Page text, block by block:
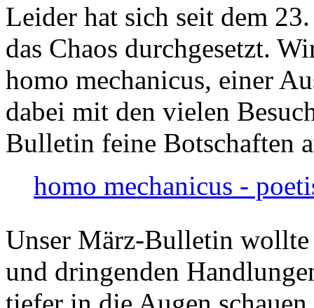
Leider hat sich seit dem
das Chaos durchgesetzt.
homo mechanicus, einer
dabei mit den vielen
Bulletin feine Botschaften
homo mechanicus -
Unser März-Bulletin
und dringenden